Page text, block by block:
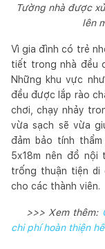
Tường nhà được
lên
Vì gia đình có trẻ
tiết trong nhà đều
Những khu vực
đều được lắp rào
chơi, chạy nhảy
vừa sạch sẽ vừa
đảm bảo tính
5x18m nên đồ
trống thuận tiện di
cho các thành viên.
>>> Xem thêm:
chi phí hoàn thiện